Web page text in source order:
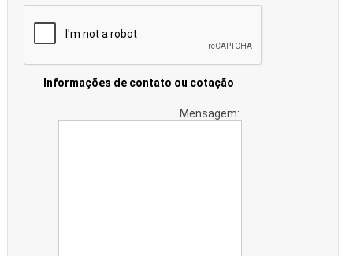
Informações de contato ou cotação
Mensagem: